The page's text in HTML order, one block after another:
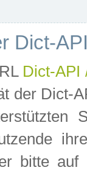
Dict-
Dict-API
der Dict-
bitte